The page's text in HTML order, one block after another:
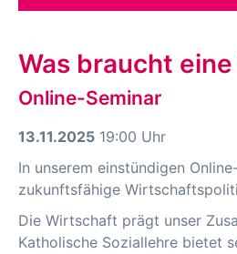
Was braucht
Online-Seminar
13.11.2025 19:00 Uhr
In unserem einstündigen
zukunftsfähige
Die Wirtschaft prägt unser
Katholische Soziallehre bietet